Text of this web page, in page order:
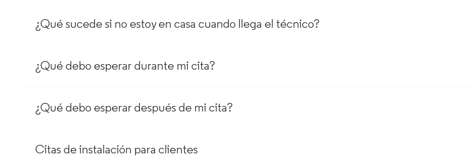
¿Qué sucede si no estoy en casa cuando llega el técnico?
¿Qué debo esperar durante mi cita?
¿Qué debo esperar después de mi cita?
Citas de instalación para clientes